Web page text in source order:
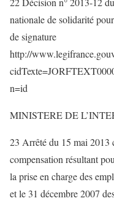
nationale de solidarité
de signature
http://
n=id
MINISTERE DE
23 Arrêté du 15 mai 2013
compensation résultant
la prise en charge des
et le 31 décembre 2007